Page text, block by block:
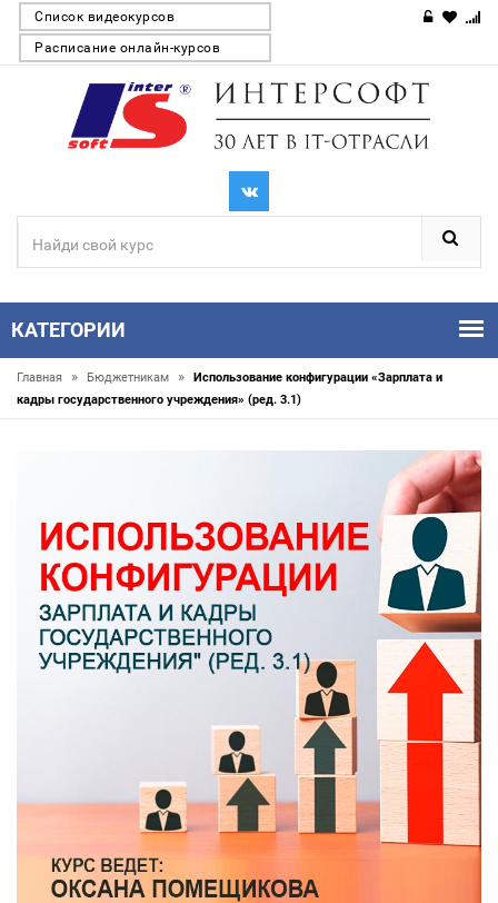
Список видеокурсов
Расписание онлайн-курсов
КАТЕГОРИИ
Главная » Бюджетникам »
Использование конфигурации «Зарплата и
кадры государственного учреждения» (ред. 3.1)